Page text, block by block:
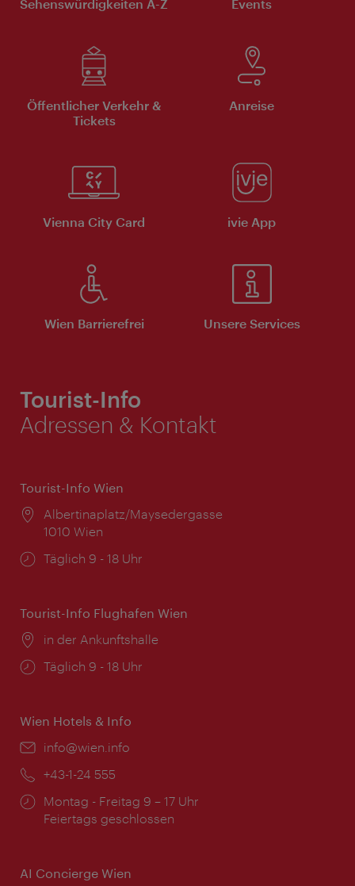
Sehenswürdigkeiten A-Z Events
Öffentlicher Verkehr &
Tickets
Anreise
Vienna City Card ivie App
Wien Barrierefrei Unsere Services
Tourist-Info
Adressen & Kontakt
Tourist-Info Wien
Ort:
Albertinaplatz/Maysedergasse
1010 Wien
Öffnungszeiten:
Täglich 9 - 18 Uhr
Tourist-Info Flughafen Wien
Ort:
in der Ankunftshalle
Öffnungszeiten:
Täglich 9 - 18 Uhr
Wien Hotels & Info
Email:
info@wien.info
Telefon:
+43-1-24 555
Öffnungszeiten:
Montag - Freitag 9 – 17 Uhr
Feiertags geschlossen
AI Concierge Wien